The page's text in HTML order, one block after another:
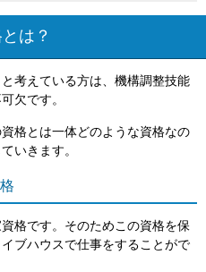
は？
考えている方は、機構調整技能
欠です。
格とは一体どのような資格なの
いきます。
格です。そのためこの資格を保
ブハウスで仕事をすることがで